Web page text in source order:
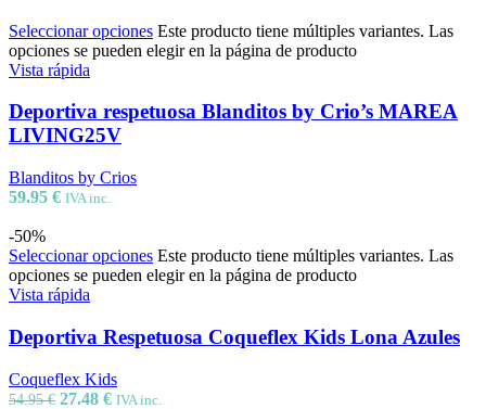
Seleccionar opciones Este producto tiene múltiples variantes. Las
opciones se pueden elegir en la página de producto
Vista rápida
Deportiva respetuosa Blanditos by Crio’s MAREA
LIVING25V
Blanditos by Crios
59.95 € IVA inc.
-50%
Seleccionar opciones Este producto tiene múltiples variantes. Las
opciones se pueden elegir en la página de producto
Vista rápida
Deportiva Respetuosa Coqueflex Kids Lona Azules
Coqueflex Kids
54.95€ 27.48 € IVA inc.